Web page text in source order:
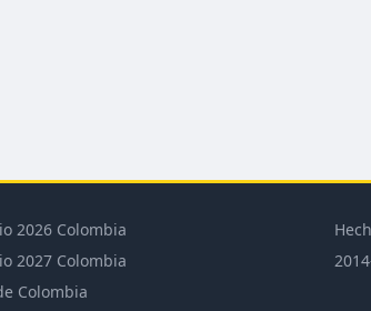
2026 Colombia
2027 Colombia
Colombia